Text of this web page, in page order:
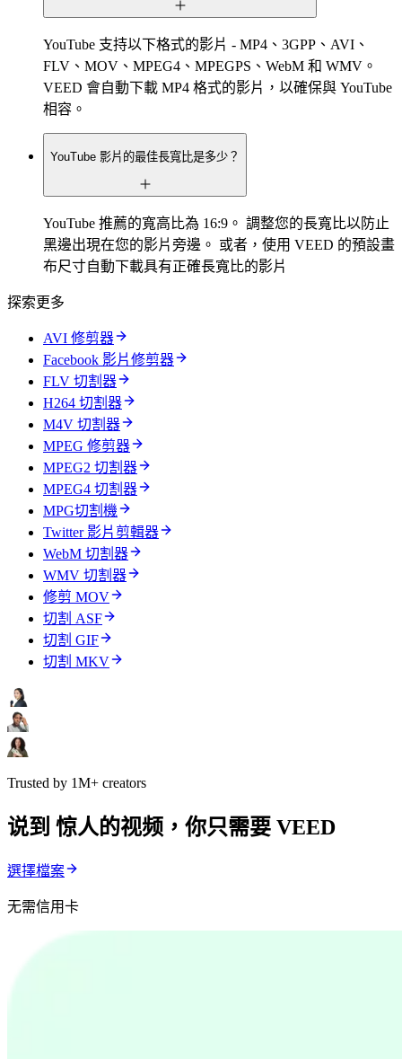
YouTube 支持以下格式的影片 - MP4、3GPP、AVI、
FLV、MOV、MPEG4、MPEGPS、WebM 和 WMV。
VEED 會自動下載 MP4 格式的影片，以確保與 YouTube
相容。
YouTube 影片的最佳長寬比是多少？
YouTube 推薦的寬高比為 16:9。 調整您的長寬比以防止
黑邊出現在您的影片旁邊。 或者，使用 VEED 的預設畫
布尺寸自動下載具有正確長寬比的影片
探索更多
AVI 修剪器
Facebook 影片修剪器
FLV 切割器
H264 切割器
M4V 切割器
MPEG 修剪器
MPEG2 切割器
MPEG4 切割器
MPG切割機
Twitter 影片剪輯器
WebM 切割器
WMV 切割器
修剪 MOV
切割 ASF
切割 GIF
切割 MKV
Trusted by 1M+ creators
说到 惊人的视频，你只需要 VEED
選擇檔案
无需信用卡